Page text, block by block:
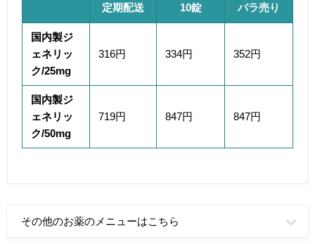
定期配送 10錠 バラ売り
国内製ジ
ェネリッ
ク/25mg
316円 334円 352円
国内製ジ
ェネリッ
ク/50mg
719円 847円 847円
その他のお薬のメニューはこちら